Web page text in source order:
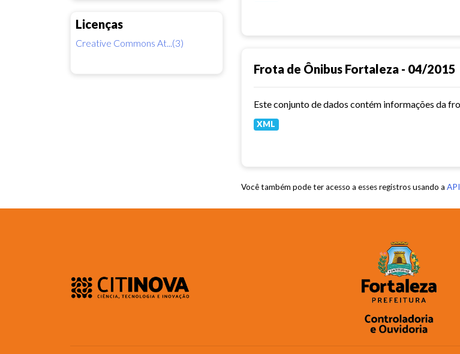
Licenças
Creative Commons At...(3)
Frota de Ônibus Fortaleza - 04/2015
XML
Você também pode ter acesso a esses registros usando a API